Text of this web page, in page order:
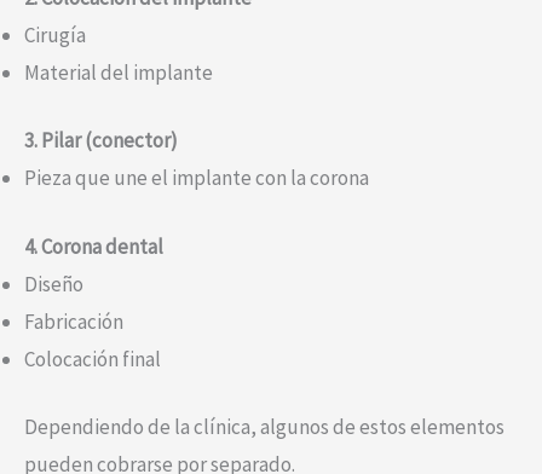
Cirugía
Material del implante
3. Pilar (conector)
Pieza que une el implante con la corona
4. Corona dental
Diseño
Fabricación
Colocación final
Dependiendo de la clínica, algunos de estos elementos
pueden cobrarse por separado.